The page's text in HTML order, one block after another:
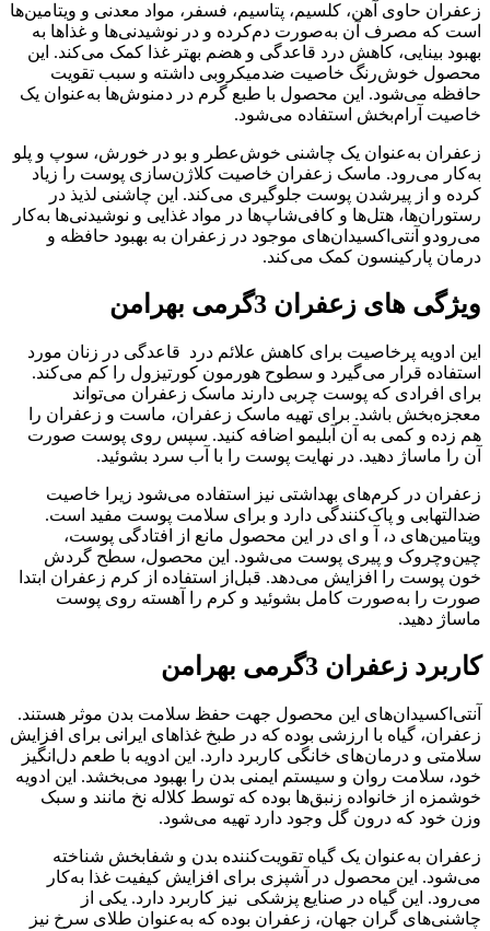
زعفران حاوی آهن، کلسیم، پتاسیم، فسفر، مواد معدنی و ویتامین‌ها
است که مصرف آن به‌صورت دم‌کرده و در نوشیدنی‌ها و غذاها به
بهبود بینایی، کاهش درد قاعدگی و هضم بهتر غذا کمک می‌کند. این
محصول خوش‌رنگ خاصیت ضدمیکروبی داشته و سبب تقویت
حافظه می‌شود. این محصول با طبع گرم در دمنوش‌ها به‌عنوان یک
خاصیت آرام‌بخش استفاده می‌شود.
زعفران به‌عنوان یک چاشنی خوش‌عطر و بو در خورش، سوپ و پلو
به‌کار می‌رود. ماسک زعفران خاصیت کلاژن‌سازی پوست را زیاد
کرده و از پیرشدن پوست جلوگیری می‌کند. این چاشنی لذیذ در
رستوران‌ها، هتل‌ها و کافی‌شاپ‌ها در مواد غذایی و نوشیدنی‌ها به‌کار
می‌رودو آنتی‌اکسیدان‌های موجود در زعفران به بهبود حافظه و
درمان پارکینسون کمک می‌کند.
ویژگی های زعفران 3گرمی بهرامن
این ادویه پرخاصیت برای کاهش علائم درد قاعدگی در زنان مورد
استفاده قرار می‌گیرد و سطوح هورمون کورتیزول را کم می‌کند.
برای افرادی که پوست چربی دارند ماسک زعفران می‌تواند
معجزه‌بخش باشد. برای تهیه ماسک زعفران، ماست و زعفران را
هم زده و کمی به آن آبلیمو اضافه کنید. سپس روی پوست صورت
آن را ماساژ دهید. در نهایت پوست را با آب سرد بشوئید.
زعفران در کرم‌های بهداشتی نیز استفاده می‌شود زیرا خاصیت
ضدالتهابی و پاک‌کنندگی دارد و برای سلامت پوست مفید است.
ویتامین‌های د، آ و ای در این محصول مانع از افتادگی پوست،
چین‌وچروک و پیری پوست می‌شود. این محصول، سطح گردش
خون پوست را افزایش می‌دهد. قبل‌از استفاده از کرم زعفران ابتدا
صورت را به‌صورت کامل بشوئید و کرم را آهسته روی پوست
ماساژ دهید.
کاربرد زعفران 3گرمی بهرامن
آنتی‌اکسیدان‌های این محصول جهت حفظ سلامت بدن موثر هستند.
زعفران، گیاه با ارزشی بوده که در طبخ غذاهای ایرانی برای افزایش
سلامتی و درمان‌های خانگی کاربرد دارد. این ادویه با طعم دل‌انگیز
خود، سلامت روان و سیستم ایمنی بدن را بهبود می‌بخشد. این ادویه
خوشمزه از خانواده زنبق‌ها بوده که توسط کلاله نخ مانند و سبک
وزن خود که درون گل وجود دارد تهیه می‌شود.
زعفران به‌عنوان یک گیاه تقویت‌کننده بدن و شفابخش شناخته
می‌شود. این محصول در آشپزی برای افزایش کیفیت غذا به‌کار
می‌رود. این گیاه در صنایع پزشکی نیز کاربرد دارد. یکی از
چاشنی‌های گران جهان، زعفران بوده که به‌عنوان طلای سرخ نیز